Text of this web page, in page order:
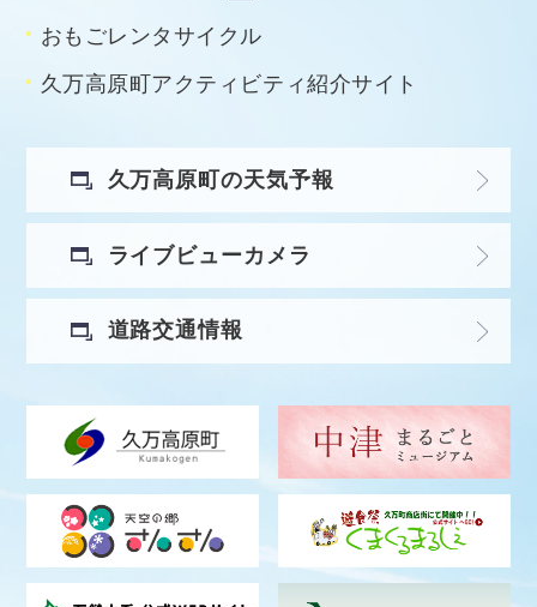
おもごレンタサイクル
久万高原町アクティビティ紹介サイト
久万高原町の天気予報
ライブビューカメラ
道路交通情報